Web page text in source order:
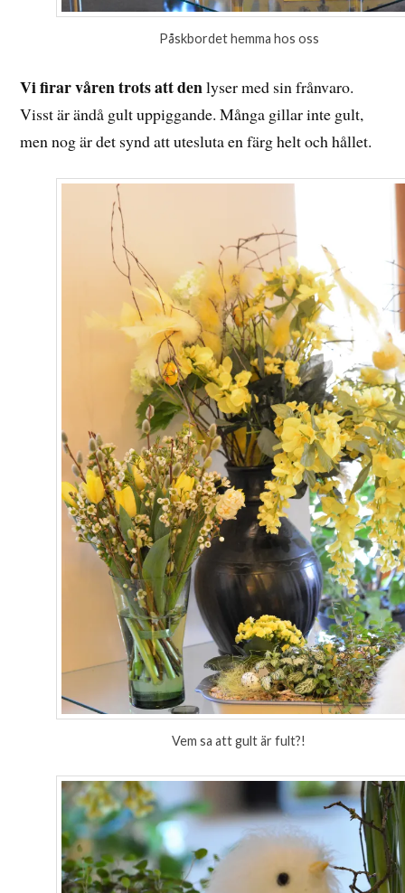
Påskbordet hemma hos oss
Vi firar våren trots att denlyser med sin frånvaro.
Visst är ändå gult uppiggande. Många gillar inte gult,
men nog är det synd att utesluta en färg helt och hållet.
Vem sa att gult är fult?!